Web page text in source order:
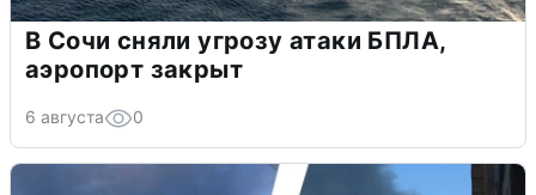
В Сочи сняли угрозу атаки БПЛА,
аэропорт закрыт
6 августа 0